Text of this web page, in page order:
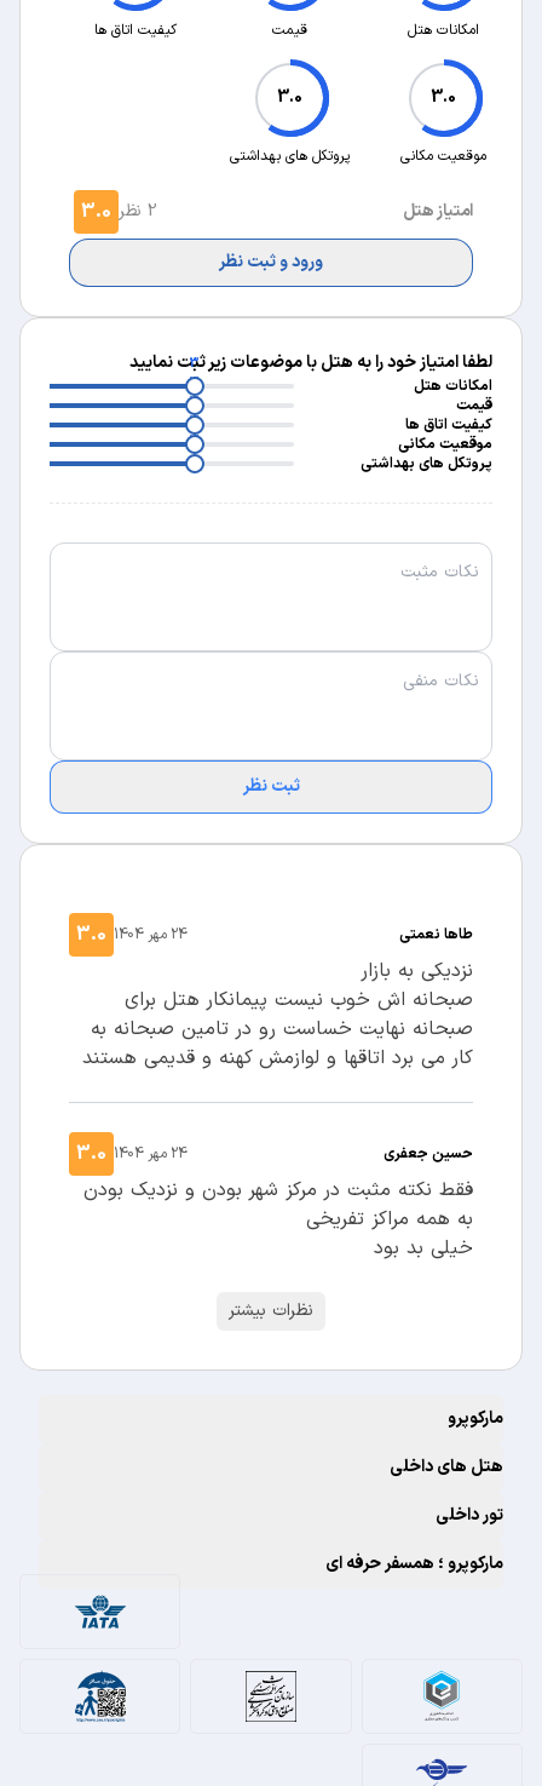
امکانات هتل قیمت کیفیت اتاق ها
3.0
موقعیت مکانی
3.0
پروتکل های بهداشتی
امتیاز هتل 2 نظر 3.0
ورود و ثبت نظر
لطفا امتیاز خود را به هتل با موضوعات زیر ثبت نمایید
امکانات هتل
3
قیمت
3
کیفیت اتاق ها
3
موقعیت مکانی
3
پروتکل های بهداشتی
3
ثبت نظر
طاها نعمتی 24 مهر 1404
3.0
نزدیکی به بازار
صبحانه اش خوب نیست پیمانکار هتل برای
صبحانه نهایت خساست رو در تامین صبحانه به
کار می برد اتاقها و لوازمش کهنه و قدیمی هستند
حسین جعفری 24 مهر 1404
3.0
فقط نکته مثبت در مرکز شهر بودن و نزدیک بودن
به همه مراکز تفریخی
خیلی بد بود
نظرات بیشتر
مارکوپرو
هتل های داخلی
تور داخلی
مارکوپرو ؛ همسفر حرفه ای